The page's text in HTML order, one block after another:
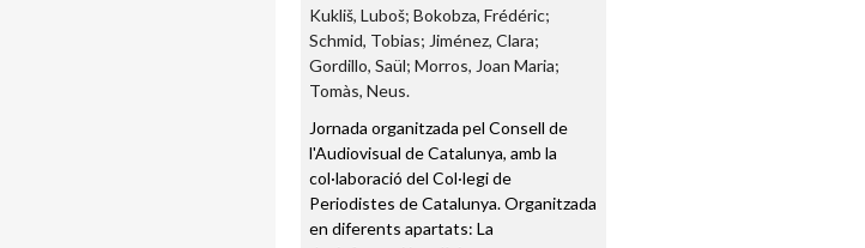
Kukliš, Luboš; Bokobza, Frédéric;
Schmid, Tobias; Jiménez, Clara;
Gordillo, Saül; Morros, Joan Maria;
Tomàs, Neus.
Jornada organitzada pel Consell de
l'Audiovisual de Catalunya, amb la
col·laboració del Col·legi de
Periodistes de Catalunya. Organitzada
en diferents apartats: La